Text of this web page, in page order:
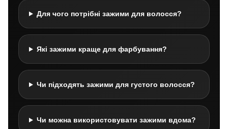
Для чого потрібні зажими для волосся?
Які зажими краще для фарбування?
Чи підходять зажими для густого волосся?
Чи можна використовувати зажими вдома?